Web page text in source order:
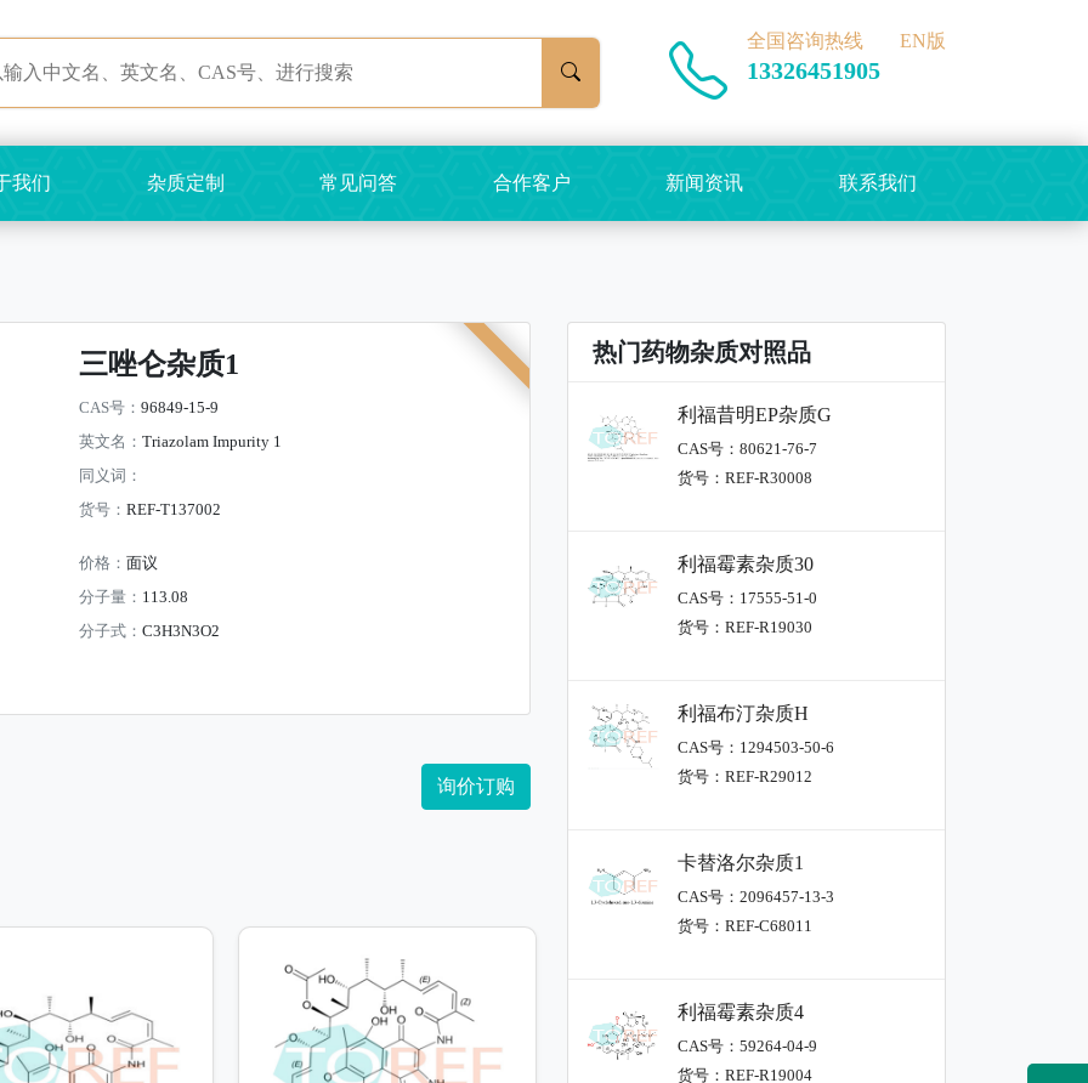
全国咨询热线
13326451905
EN版
我们 杂质定制 常见问答 合作客户 新闻资讯 联系我们
三唑仑杂质1
CAS号： 96849-15-9
英文名： Triazolam Impurity 1
同义词：
货号： REF-T137002
价格： 面议
分子量： 113.08
分子式： C3H3N3O2
询价订购
热门药物杂质对照品
利福昔明EP杂质G
CAS号：80621-76-7
货号：REF-R30008
利福霉素杂质30
CAS号：17555-51-0
货号：REF-R19030
利福布汀杂质H
CAS号：1294503-50-6
货号：REF-R29012
卡替洛尔杂质1
CAS号：2096457-13-3
货号：REF-C68011
利福霉素杂质4
CAS号：59264-04-9
货号：REF-R19004